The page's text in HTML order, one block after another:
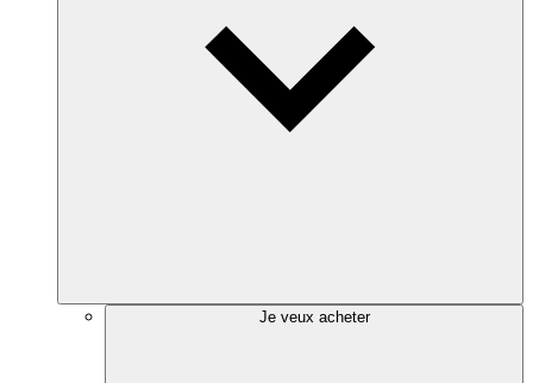
Je veux acheter